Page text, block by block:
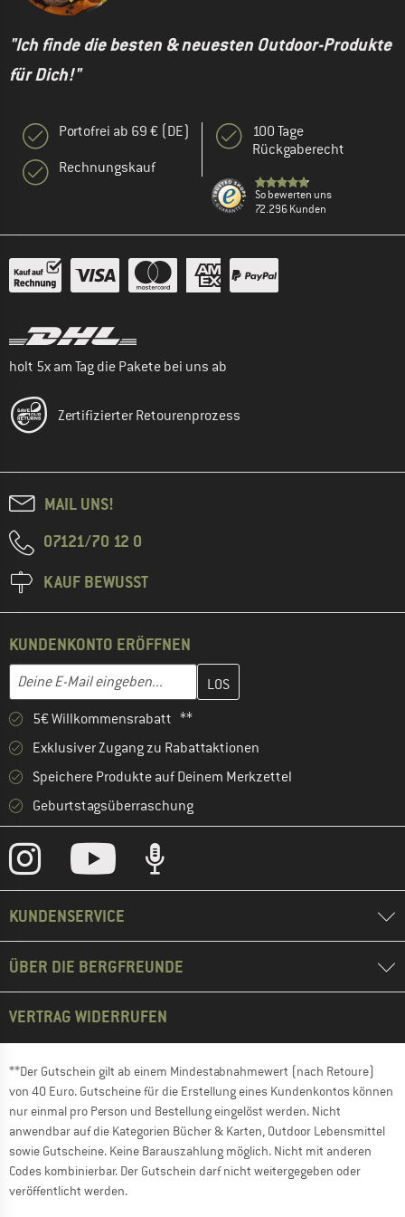
"Ich finde die besten & neuesten Outdoor-Produkte
für Dich!"
Portofrei ab 69 € (DE)
Rechnungskauf
100 Tage
Rückgaberecht
So bewerten uns
72.296 Kunden
holt 5x am Tag die Pakete bei uns ab
Zertifizierter Retourenprozess
MAIL UNS!
07121/70 12 0
KAUF BEWUSST
KUNDENKONTO ERÖFFNEN
Deine E-Mail eingeben...
Gib hier deine E-Mail-Adresse ein und erstelle im nächsten
5€ Willkommensrabatt **
Exklusiver Zugang zu Rabattaktionen
Speichere Produkte auf Deinem Merkzettel
Geburtstagsüberraschung
KUNDENSERVICE
ÜBER DIE BERGFREUNDE
VERTRAG WIDERRUFEN
**Der Gutschein gilt ab einem Mindestabnahmewert (nach Retoure)
von 40 Euro. Gutscheine für die Erstellung eines Kundenkontos können
nur einmal pro Person und Bestellung eingelöst werden. Nicht
anwendbar auf die Kategorien Bücher & Karten, Outdoor Lebensmittel
sowie Gutscheine. Keine Barauszahlung möglich. Nicht mit anderen
Codes kombinierbar. Der Gutschein darf nicht weitergegeben oder
veröffentlicht werden.